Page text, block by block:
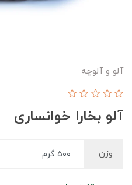
آلو و آلوچه
آلو بخارا خوانساری
وزن